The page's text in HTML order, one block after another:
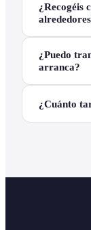
¿Recogéis
¿Puedo
arranca?
¿Cuánto